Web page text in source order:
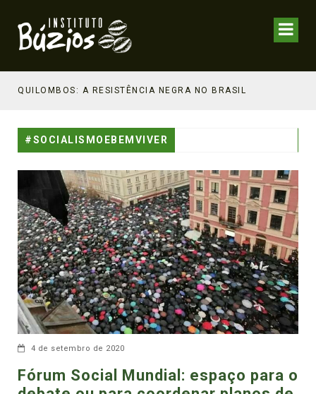
QUILOMBOS: A RESISTÊNCIA NEGRA NO BRASIL
#SOCIALISMOEBEMVIVER
4 de setembro de 2020
Fórum Social Mundial: espaço para o